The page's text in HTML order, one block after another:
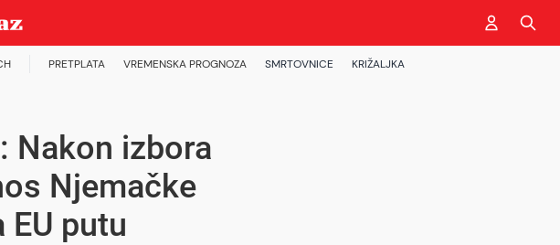
PRETPLATA VREMENSKA PROGNOZA SMRTOVNICE KRIŽALJKA
Nakon izbora
Njemačke
putu